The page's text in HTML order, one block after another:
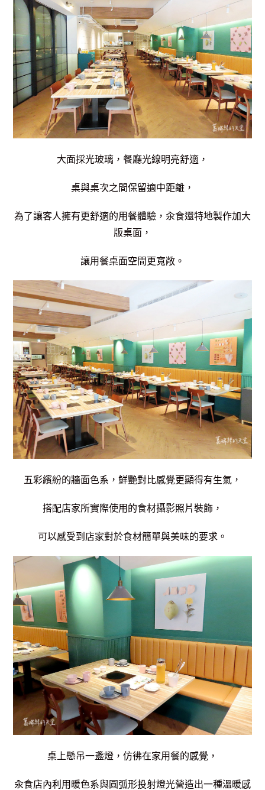
大面採光玻璃，餐廳光線明亮舒適，
桌與桌次之間保留適中距離，
為了讓客人擁有更舒適的用餐體驗，汆食還特地製作加大
版桌面，
讓用餐桌面空間更寬敞。
五彩繽紛的牆面色系，鮮艷對比感覺更顯得有生氣，
搭配店家所實際使用的食材攝影照片裝飾，
可以感受到店家對於食材簡單與美味的要求。
桌上懸吊一盞燈，仿彿在家用餐的感覺，
汆食店內利用暖色系與圓弧形投射燈光營造出一種溫暖感